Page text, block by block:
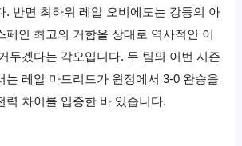
. 반면 최하위 레알 오비에도는 강등의 아
페인 최고의 거함을 상대로 역사적인 이
두겠다는 각오입니다. 두 팀의 이번 시즌
는 레알 마드리드가 원정에서 3-0 완승을
력 차이를 입증한 바 있습니다.